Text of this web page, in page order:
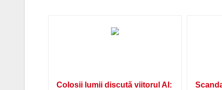
Colosii lumii discută viitorul AI: